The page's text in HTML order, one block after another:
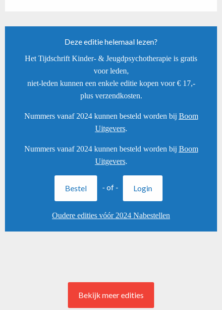
Deze editie helemaal lezen?
Het Tijdschrift Kinder- & Jeugdpsychotherapie is gratis
voor leden,
niet-leden kunnen een enkele editie kopen voor € 17,-
plus verzendkosten.
Nummers vanaf 2024 kunnen besteld worden bij Boom
Uitgevers.
Nummers vanaf 2024 kunnen besteld worden bij Boom
Uitgevers.
Bestel - of - Login
Oudere edities vóór 2024 Nabestellen
Bekijk meer edities